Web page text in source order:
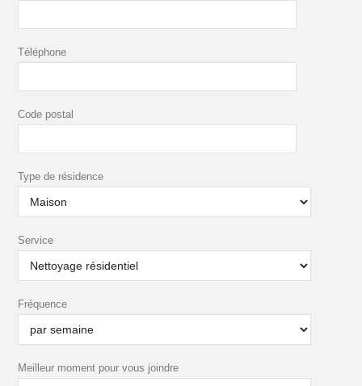
Téléphone
Code postal
Type de résidence
Service
Fréquence
Meilleur moment pour vous joindre